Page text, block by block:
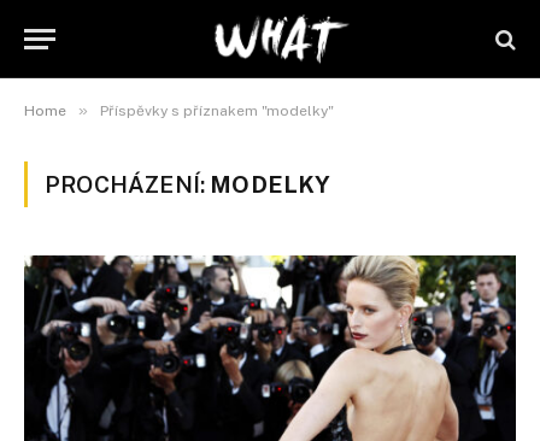
Home » Příspěvky s příznakem "modelky"
PROCHÁZENÍ: MODELKY